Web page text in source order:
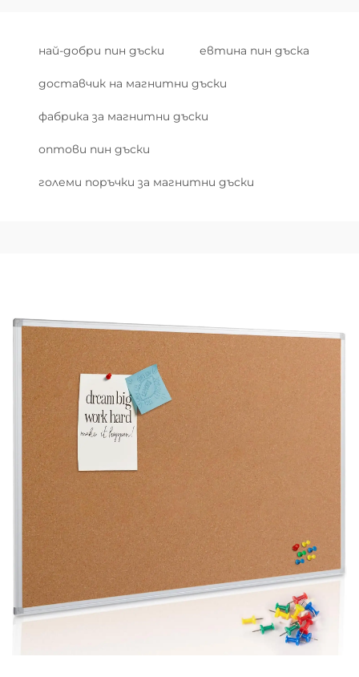
най-добри пин дъски евтина пин дъска
доставчик на магнитни дъски
фабрика за магнитни дъски
оптови пин дъски
големи поръчки за магнитни дъски